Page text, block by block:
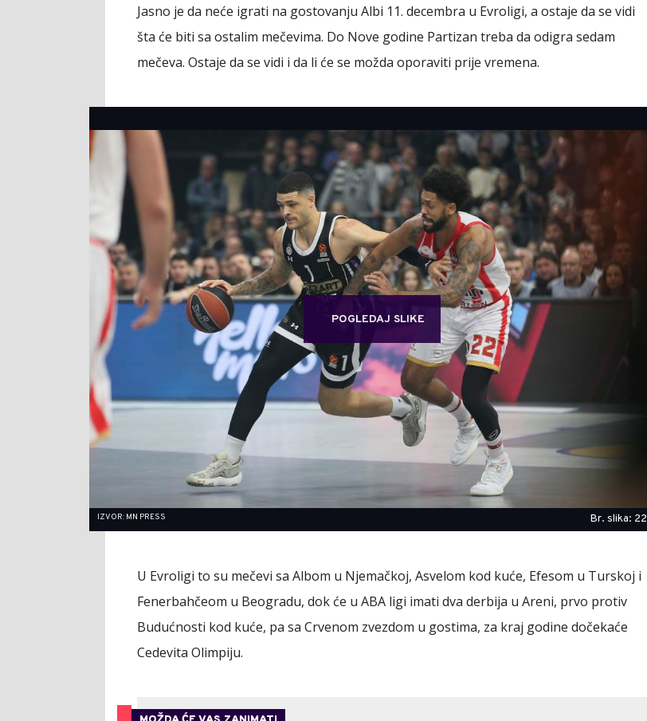
Jasno je da neće igrati na gostovanju Albi 11. decembra u Evroligi, a ostaje da se vidi
šta će biti sa ostalim mečevima. Do Nove godine Partizan treba da odigra sedam
mečeva. Ostaje da se vidi i da li će se možda oporaviti prije vremena.
POGLEDAJ SLIKE
IZVOR: MN PRESS Br. slika: 22
U Evroligi to su mečevi sa Albom u Njemačkoj, Asvelom kod kuće, Efesom u Turskoj i
Fenerbahčeom u Beogradu, dok će u ABA ligi imati dva derbija u Areni, prvo protiv
Budućnosti kod kuće, pa sa Crvenom zvezdom u gostima, za kraj godine dočekaće
Cedevita Olimpiju.